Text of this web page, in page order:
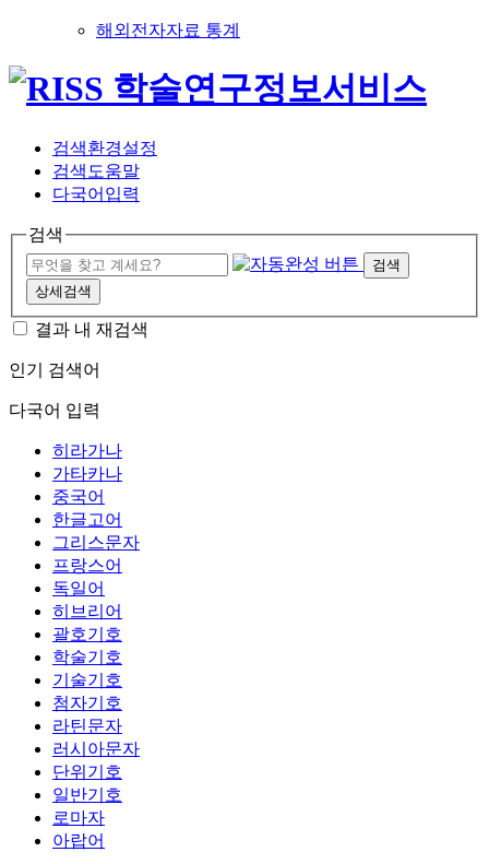
해외전자자료 통계
검색환경설정
검색도움말
다국어입력
검색
검색
상세검색
결과 내 재검색
인기 검색어
다국어 입력
히라가나
가타카나
중국어
한글고어
그리스문자
프랑스어
독일어
히브리어
괄호기호
학술기호
기술기호
첨자기호
라틴문자
러시아문자
단위기호
일반기호
로마자
아랍어